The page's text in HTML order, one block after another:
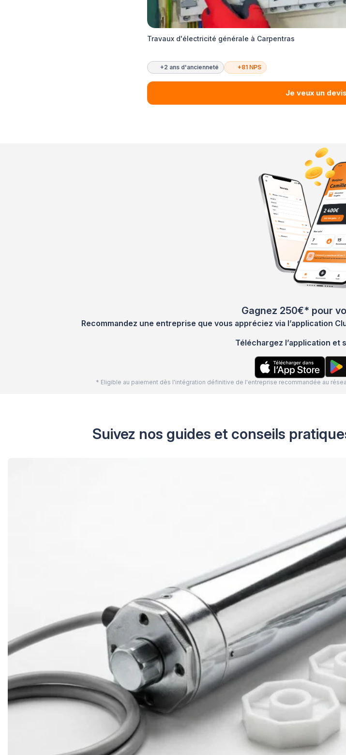
Travaux d'électricité générale à Carpentras
+2 ans d'ancienneté +81 NPS
Je veux un
Gagnez 250€* pour
Recommandez une entreprise que vous appréciez via l’application
Téléchargez l’application et
* Eligible au paiement dès l'intégration définitive de l'entreprise recommandée au
Suivez nos guides et conseils